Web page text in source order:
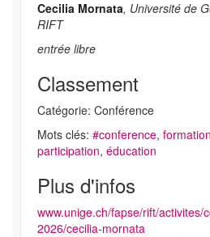
Cecilia Mornata, Université de
RIFT
entrée libre
Classement
Catégorie: Conférence
Mots clés: #conference,
participation, éducation
Plus d'infos
www.unige.ch/fapse/rift/
2026/cecilia-mornata